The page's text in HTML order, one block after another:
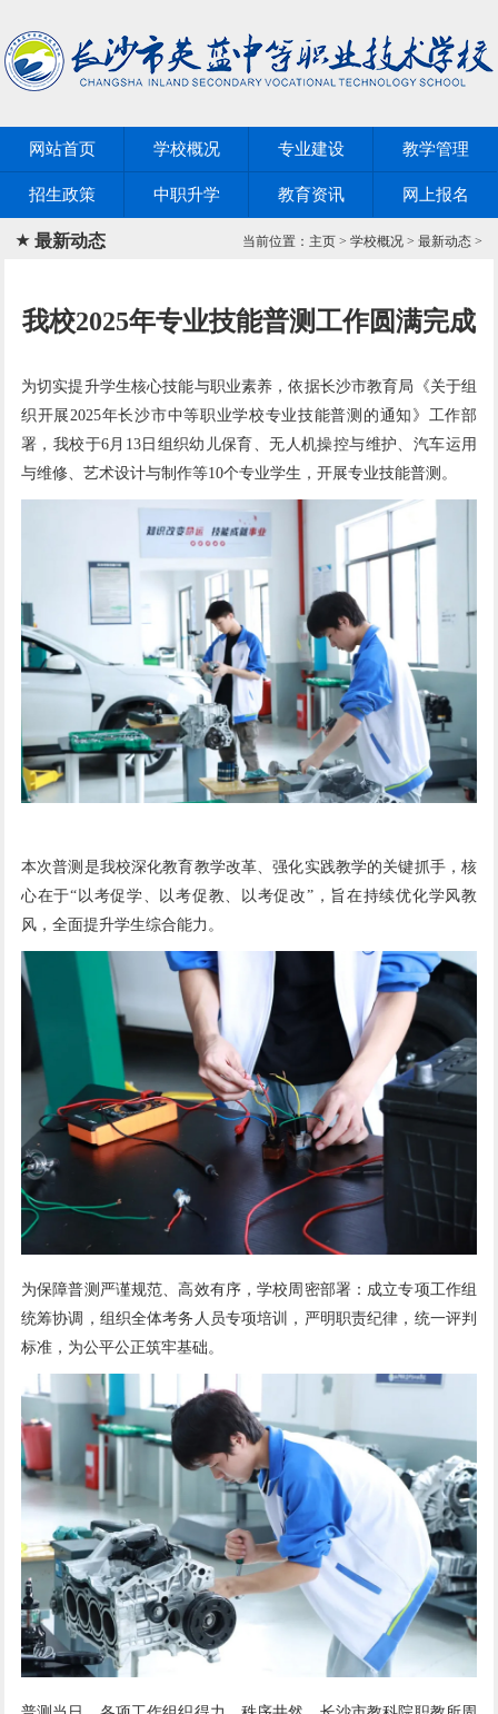
网站首页 学校概况 专业建设 教学管理
招生政策 中职升学 教育资讯 网上报名
最新动态 当前位置： 主页 > 学校概况 > 最新动态 >
我校2025年专业技能普测工作圆满完成
为切实提升学生核心技能与职业素养，依据长沙市教育局《关于组
织开展2025年长沙市中等职业学校专业技能普测的通知》工作部
署，我校于6月13日组织幼儿保育、无人机操控与维护、汽车运用
与维修、艺术设计与制作等10个专业学生，开展专业技能普测。
本次普测是我校深化教育教学改革、强化实践教学的关键抓手，核
心在于“以考促学、以考促教、以考促改”，旨在持续优化学风教
风，全面提升学生综合能力。
为保障普测严谨规范、高效有序，学校周密部署：成立专项工作组
统筹协调，组织全体考务人员专项培训，严明职责纪律，统一评判
标准，为公平公正筑牢基础。